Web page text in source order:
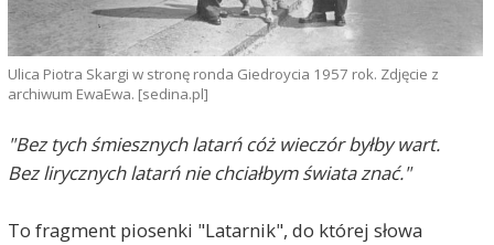
Ulica Piotra Skargi w stronę ronda Giedroycia 1957 rok. Zdjęcie z
archiwum EwaEwa. [sedina.pl]
"Bez tych śmiesznych latarń cóż wieczór byłby wart.
Bez lirycznych latarń nie chciałbym świata znać."
To fragment piosenki "Latarnik", do której słowa